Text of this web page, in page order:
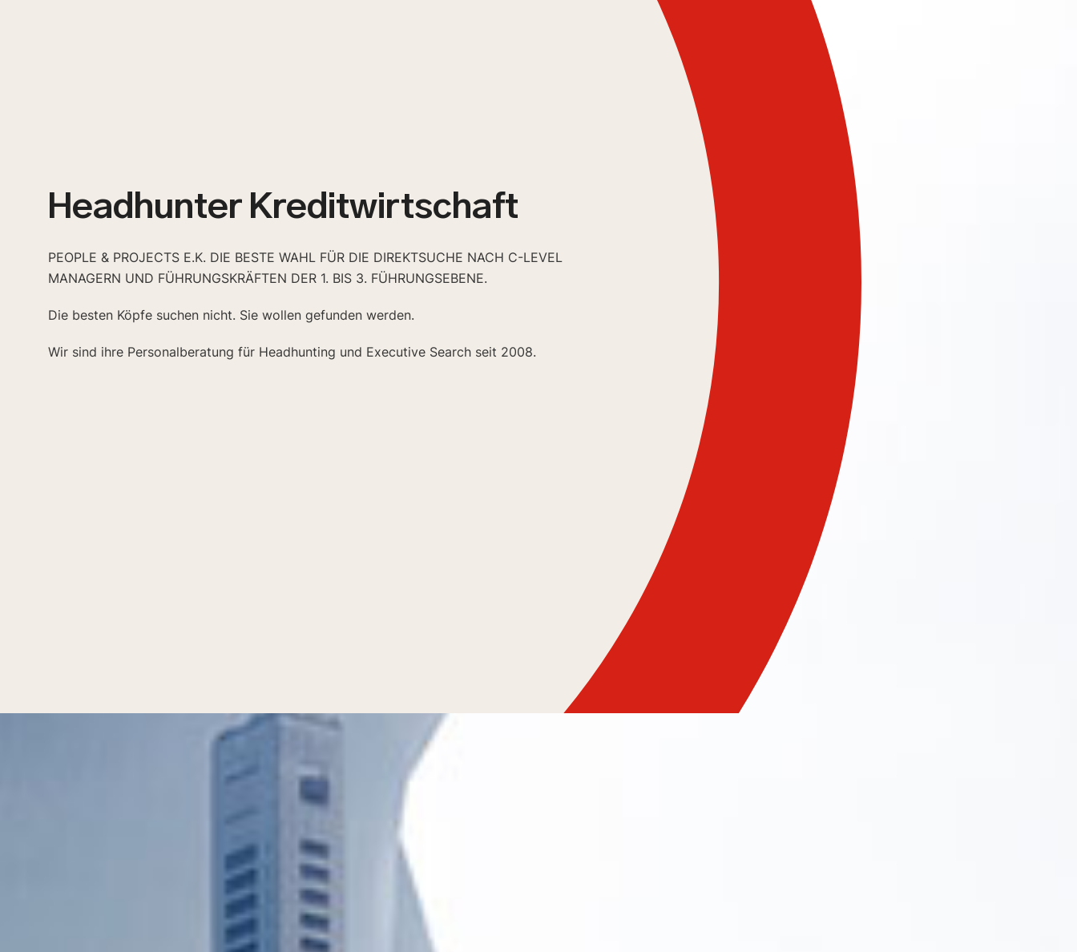
Headhunter Kreditwirtschaft
PEOPLE & PROJECTS E.K. DIE BESTE WAHL FÜR DIE DIREKTSUCHE NACH C-LEVEL
MANAGERN UND FÜHRUNGSKRÄFTEN DER 1. BIS 3. FÜHRUNGSEBENE.
Die besten Köpfe suchen nicht. Sie wollen gefunden werden.
Wir sind ihre Personalberatung für Headhunting und Executive Search seit 2008.